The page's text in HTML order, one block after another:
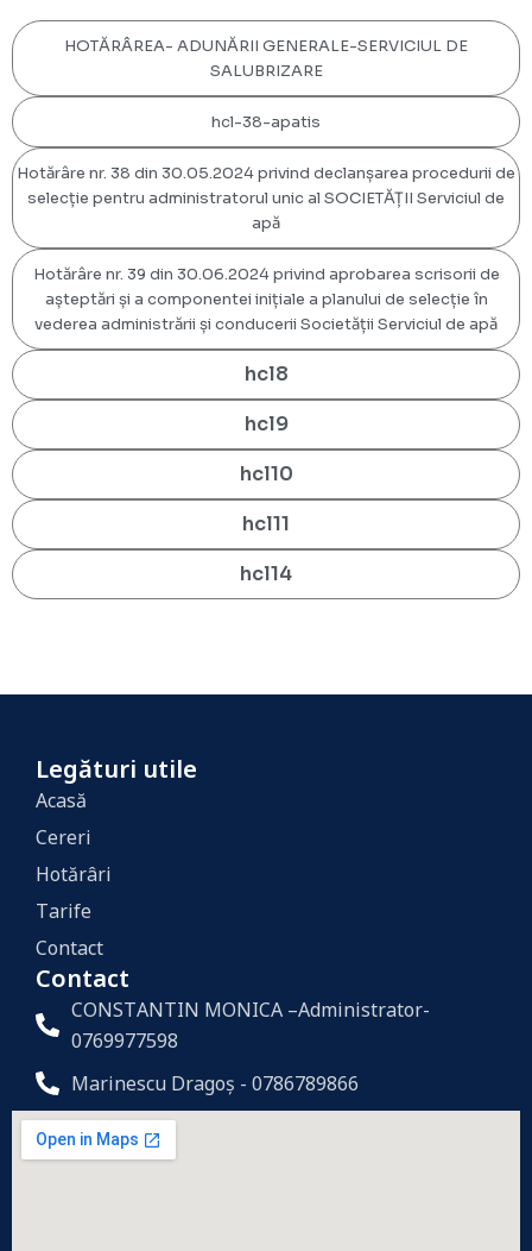
HOTĂRÂREA- ADUNĂRII GENERALE-SERVICIUL DE
SALUBRIZARE
hcl-38-apatis
Hotărâre nr. 38 din 30.05.2024 privind declanșarea procedurii de
selecție pentru administratorul unic al SOCIETĂȚII Serviciul de
apă
Hotărâre nr. 39 din 30.06.2024 privind aprobarea scrisorii de
așteptări și a componentei inițiale a planului de selecție în
vederea administrării și conducerii Societății Serviciul de apă
hcl8
hcl9
hcl10
hcl11
hcl14
Legături utile
Acasă
Cereri
Hotărâri
Tarife
Contact
Contact
CONSTANTIN MONICA –Administrator-
0769977598
Marinescu Dragoș - 0786789866